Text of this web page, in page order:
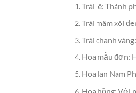
Trái lê: Thành
Trái mâm xôi
Trái chanh
Hoa mẫu đơn:
Hoa lan Nam
Hoa hồng: Với